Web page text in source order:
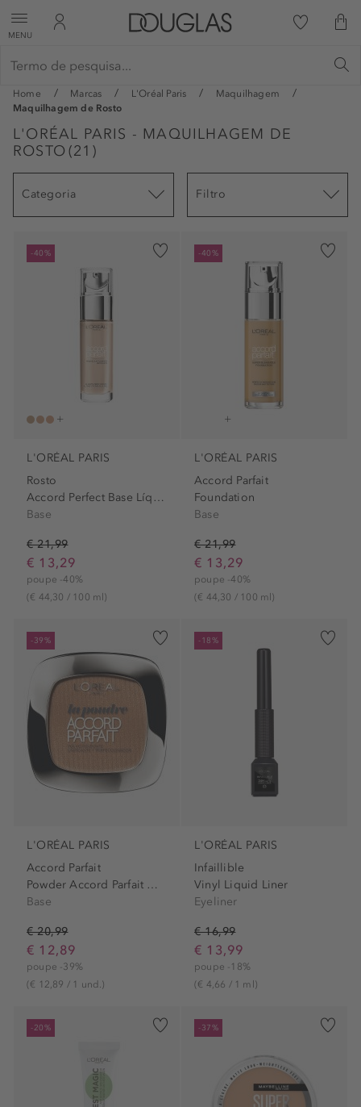
MENU
Home Marcas L'Oréal Paris
Maquilhagem
Maquilhagem de Rosto
L'ORÉAL PARIS - MAQUILHAGEM DE
ROSTO (21 )
Categoria Filtro
-40%
L'ORÉAL PARIS
Rosto
Accord Perfect Base Líquida
Base
€ 21,99
€ 13,29
poupe -40%
(€ 44,30 / 100 ml)
-40%
L'ORÉAL PARIS
Accord Parfait
Foundation
Base
€ 21,99
€ 13,29
poupe -40%
(€ 44,30 / 100 ml)
-39%
L'ORÉAL PARIS
Accord Parfait
Powder Accord Parfait Miel
Base
€ 20,99
€ 12,89
poupe -39%
(€ 12,89 / 1 und.)
-18%
L'ORÉAL PARIS
Infaillible
Vinyl Liquid Liner
Eyeliner
€ 16,99
€ 13,99
poupe -18%
(€ 4,66 / 1 ml)
-20% -37%